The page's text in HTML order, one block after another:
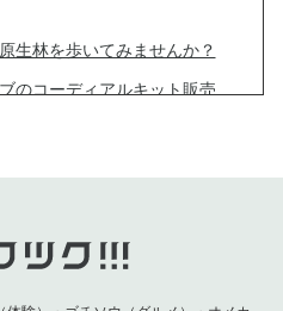
生林を歩いてみませんか？
のコーディアルキット販売
過ごしでしたか